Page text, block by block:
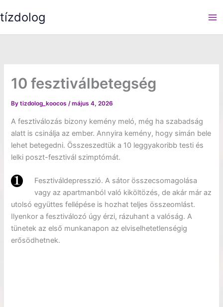
to
tízdolog
10 fesztiválbetegség
Bytizdolog_koocos/május 4, 2026
A fesztiválozás bizony kemény meló, még ha szabadság
alatt is csinálja az ember. Annyira kemény, hogy simán bele
lehet betegedni. Összeszedtük a 10 leggyakoribb testi és
lelki poszt-fesztivál szimptómát.
Fesztiváldepresszió. A sátor összecsomagolása
vagy az apartmanból való kiköltözés, de akár már az
utolsó együttes fellépése is hozhat teljes összeomlást.
Ilyenkor a fesztiválozó úgy érzi, rázuhant a valóság. A
tünetek az első munkanapon az elviselhetetlenségig
erősödhetnek.